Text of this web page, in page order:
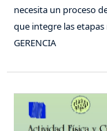
necesita un proceso
que integre las
GERENCIA